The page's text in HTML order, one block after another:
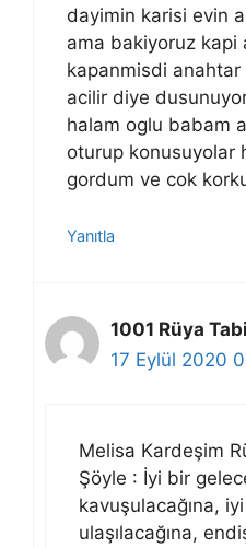
dayimin karisi evin
ama bakiyoruz kapi
kapanmisdi anahtar
acilir diye
halam oglu babam
oturup konusuyolar
gordum ve cok
Yanıtla
1001 Rüya
17 Eylül 2020
Melisa Kardeşim
Şöyle : İyi bir
kavuşulacağına,
ulaşılacağına,